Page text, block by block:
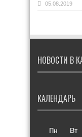
05.08.2019
НОВОСТИ В
КАЛЕНДАРЬ
Пн
Вт